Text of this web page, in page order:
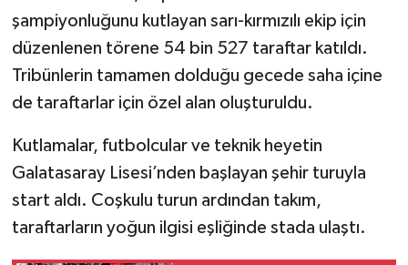
şampiyonluğunu kutlayan sarı-kırmızılı ekip için
düzenlenen törene 54 bin 527 taraftar katıldı.
Tribünlerin tamamen dolduğu gecede saha içine
de taraftarlar için özel alan oluşturuldu.
Kutlamalar, futbolcular ve teknik heyetin
Galatasaray Lisesi’nden başlayan şehir turuyla
start aldı. Coşkulu turun ardından takım,
taraftarların yoğun ilgisi eşliğinde stada ulaştı.